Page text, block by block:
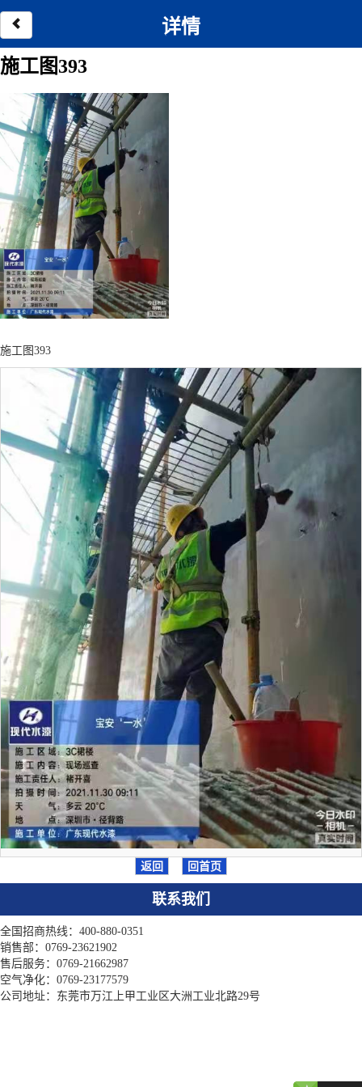
详情
施工图393
施工图393
返回 回首页
联系我们
全国招商热线：400-880-0351
销售部：0769-23621902
售后服务：0769-21662987
空气净化：0769-23177579
公司地址：东莞市万江上甲工业区大洲工业北路29号